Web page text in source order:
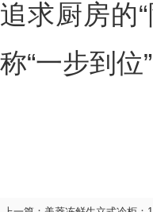
追求厨房的
称“一步到位